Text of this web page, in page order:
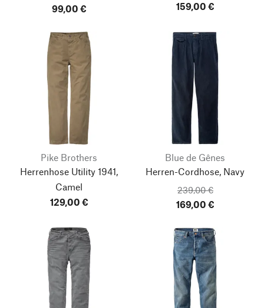
99,00 €
159,00 €
Pike Brothers
Herrenhose Utility 1941,
Camel
129,00 €
Blue de Gênes
Herren-Cordhose, Navy
239,00 €
169,00 €